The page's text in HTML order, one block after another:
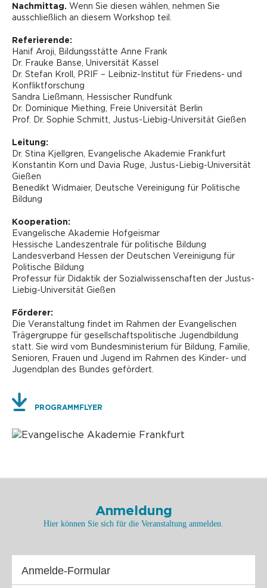
Nachmittag. Wenn Sie diesen wählen, nehmen Sie
ausschließlich an diesem Workshop teil.
Referierende:
Hanif Aroji, Bildungsstätte Anne Frank
Dr. Frauke Banse, Universität Kassel
Dr. Stefan Kroll, PRIF – Leibniz-Institut für Friedens- und
Konfliktforschung
Sandra Ließmann, Hessischer Rundfunk
Dr. Dominique Miething, Freie Universität Berlin
Prof. Dr. Sophie Schmitt, Justus-Liebig-Universität Gießen
Leitung:
Dr. Stina Kjellgren, Evangelische Akademie Frankfurt
Konstantin Korn und Davia Ruge, Justus-Liebig-Universität
Gießen
Benedikt Widmaier, Deutsche Vereinigung für Politische
Bildung
Kooperation:
Evangelische Akademie Hofgeismar
Hessische Landeszentrale für politische Bildung
Landesverband Hessen der Deutschen Vereinigung für
Politische Bildung
Professur für Didaktik der Sozialwissenschaften der Justus-
Liebig-Universität Gießen
Förderer:
Die Veranstaltung findet im Rahmen der Evangelischen
Trägergruppe für gesellschaftspolitische Jugendbildung
statt. Sie wird vom Bundesministerium für Bildung, Familie,
Senioren, Frauen und Jugend im Rahmen des Kinder- und
Jugendplan des Bundes gefördert.
PROGRAMMFLYER
Anmeldung
Hier können Sie sich für die Veranstaltung anmelden.